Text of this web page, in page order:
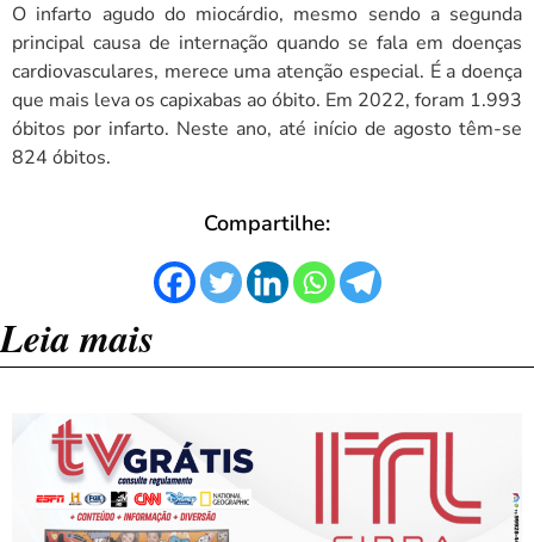
O infarto agudo do miocárdio, mesmo sendo a segunda
principal causa de internação quando se fala em doenças
cardiovasculares, merece uma atenção especial. É a doença
que mais leva os capixabas ao óbito. Em 2022, foram 1.993
óbitos por infarto. Neste ano, até início de agosto têm-se
824 óbitos.
Compartilhe:
Leia mais